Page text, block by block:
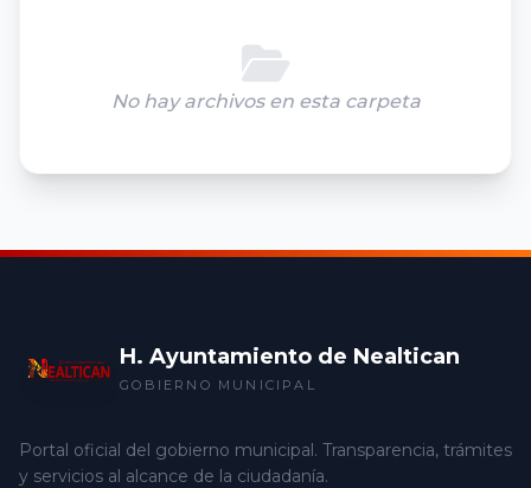
No hay archivos en esta carpeta
H. Ayuntamiento de Nealtican
GOBIERNO MUNICIPAL
Portal oficial del gobierno municipal. Transparencia, trámites
y servicios al alcance de la ciudadanía.